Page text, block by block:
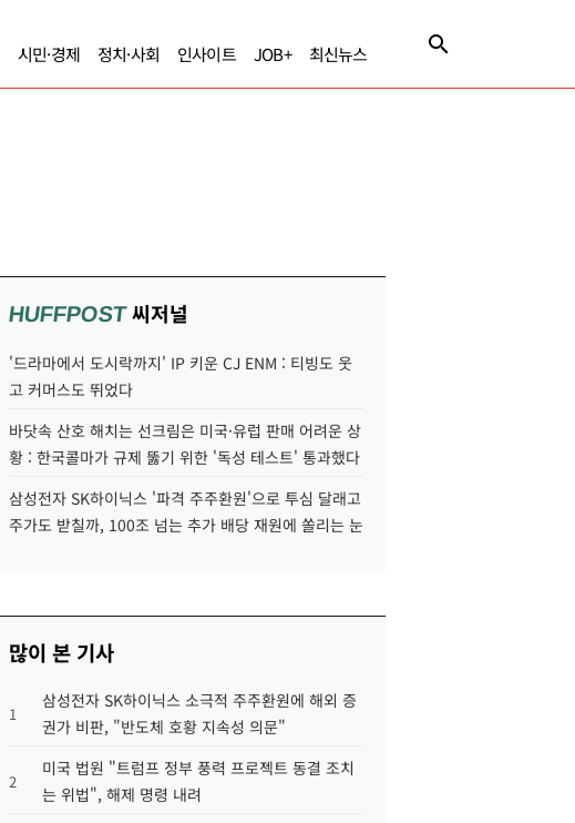
시민·경제 정치·사회 인사이트 JOB+ 최신뉴스
HUFFPOST씨저널
'드라마에서 도시락까지' IP 키운 CJ ENM : 티빙도 웃
고 커머스도 뛰었다
바닷속 산호 해치는 선크림은 미국·유럽 판매 어려운 상
황 : 한국콜마가 규제 뚫기 위한 '독성 테스트' 통과했다
삼성전자 SK하이닉스 '파격 주주환원'으로 투심 달래고
주가도 받칠까, 100조 넘는 추가 배당 재원에 쏠리는 눈
많이 본 기사
1
삼성전자 SK하이닉스 소극적 주주환원에 해외 증
권가 비판, "반도체 호황 지속성 의문"
2
미국 법원 "트럼프 정부 풍력 프로젝트 동결 조치
는 위법", 해제 명령 내려